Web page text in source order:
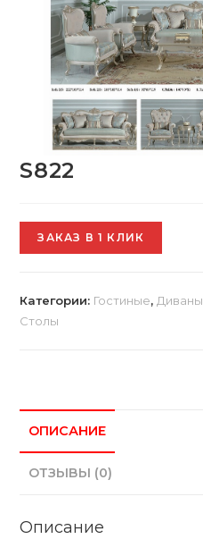
S822
ЗАКАЗ В 1 КЛИК
Категории: Гостиные,Диваны
Столы
ОПИСАНИЕ
ОТЗЫВЫ (0)
Описание